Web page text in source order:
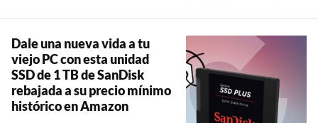
Dale una nueva vida a tu
viejo PC con esta unidad
SSD de 1 TB de SanDisk
rebajada a su precio mínimo
histórico en Amazon